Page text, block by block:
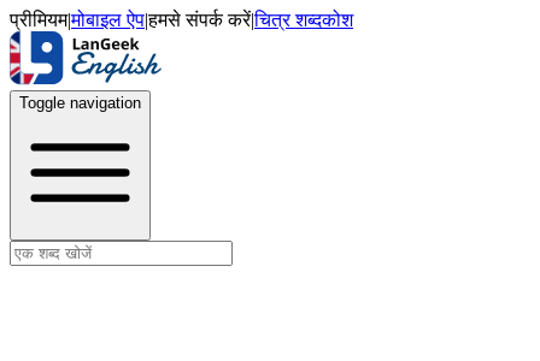
प्रीमियम|मोबाइल ऐप|हमसे संपर्क करें|चित्र शब्दकोश
Toggle navigation